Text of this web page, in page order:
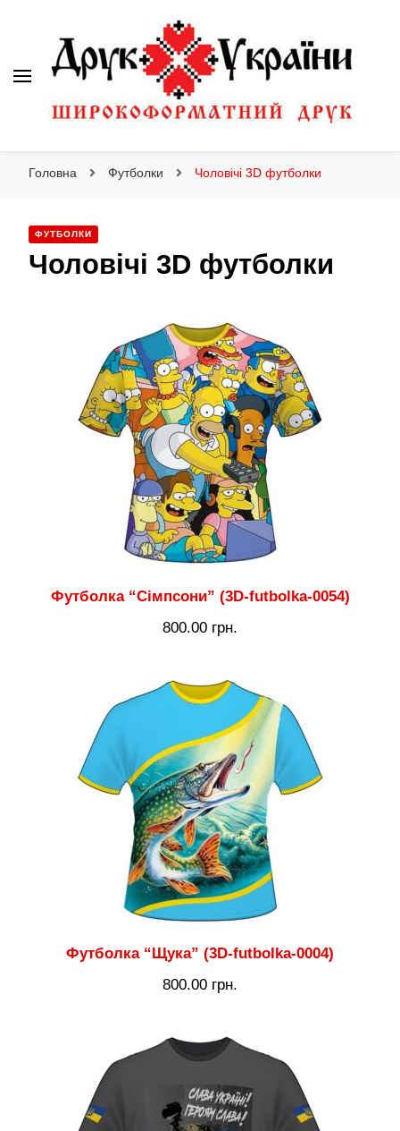
Головна Футболки Чоловічі 3D футболки
ФУТБОЛКИ
Чоловічі 3D футболки
Футболка “Сімпсони” (3D-futbolka-0054)
800.00 грн.
Футболка “Щука” (3D-futbolka-0004)
800.00 грн.